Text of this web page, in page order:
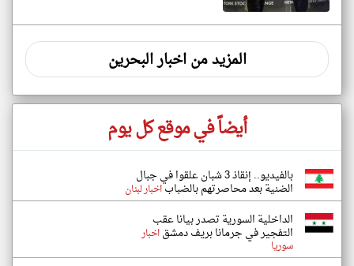
المزيد من اخبار البحرين
أيضاً في موقع كل يوم
بالفيديو.. إنقاذ 3 شبان علقوا في جبال
الضنية بعد محاصرتهم بالضباباخبار لبنان
الداخلية السورية تصدر بيانا عقب
التفجير في جرمانا بريف دمشقاخبار
سوريا